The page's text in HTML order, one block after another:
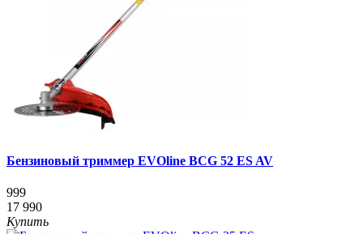
Бензиновый триммер EVOline BCG 52 ES AV
999
17 990
Купить